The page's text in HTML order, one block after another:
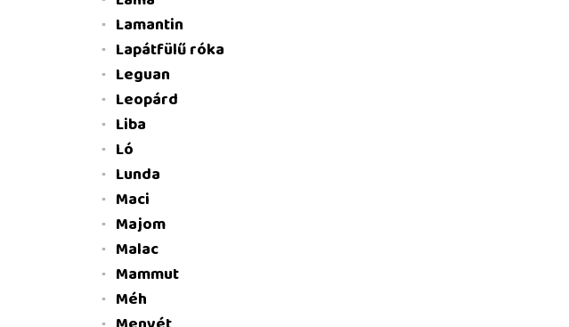
Lamantin
Lapátfülű róka
Leguan
Leopárd
Liba
Ló
Lunda
Maci
Majom
Malac
Mammut
Méh